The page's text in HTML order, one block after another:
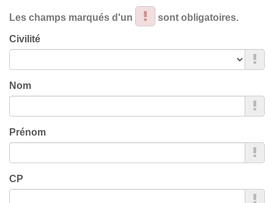
Les champs marqués d'un sont obligatoires.
Civilité
Nom
Prénom
CP